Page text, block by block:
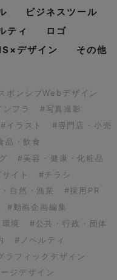
ビジネスツール
ティ
ロゴ
デザイン
その他
ポンシブWebデザイン
フラ
#写真撮影
#イラスト
#専門店・小売
品・飲食
#美容・健康・化粧品
イト
#チラシ
自然・漁業
#採用PR
#動画企画編集
境
#公共・行政・団体
#ノベルティ
ラフィックデザイン
ジデザイン